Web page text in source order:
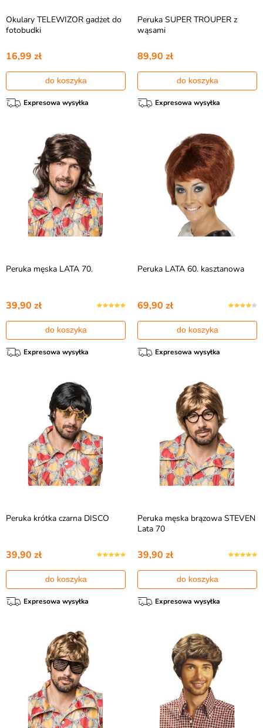
Okulary TELEWIZOR gadżet do
fotobudki
16,99 zł
do koszyka
Expresowa wysyłka
Peruka SUPER TROUPER z
wąsami
89,90 zł
do koszyka
Expresowa wysyłka
Peruka męska LATA 70.
39,90 zł
do koszyka
Expresowa wysyłka
Peruka LATA 60. kasztanowa
69,90 zł
do koszyka
Expresowa wysyłka
Peruka krótka czarna DISCO
39,90 zł
do koszyka
Expresowa wysyłka
Peruka męska brązowa STEVEN
Lata 70
39,90 zł
do koszyka
Expresowa wysyłka